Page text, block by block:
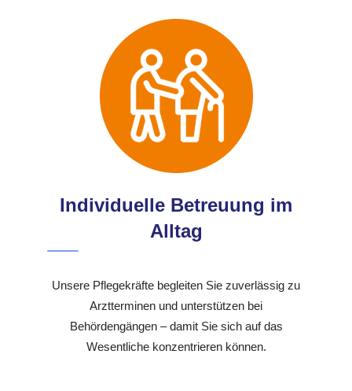
Individuelle Betreuung im
Alltag
Unsere Pflegekräfte begleiten Sie zuverlässig zu
Arztterminen und unterstützen bei
Behördengängen – damit Sie sich auf das
Wesentliche konzentrieren können.